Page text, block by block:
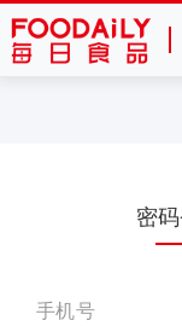
密
手机号